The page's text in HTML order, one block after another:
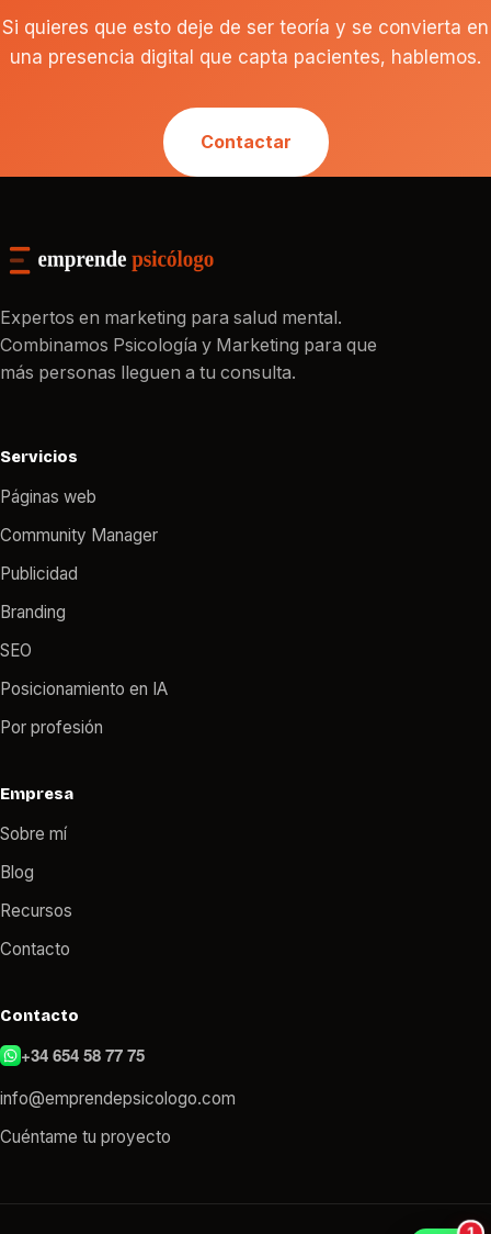
Si quieres que esto deje de ser teoría y se convierta en
una presencia digital que capta pacientes, hablemos.
Contactar
Expertos en marketing para salud mental.
Combinamos Psicología y Marketing para que
más personas lleguen a tu consulta.
Servicios
Páginas web
Community Manager
Publicidad
Branding
SEO
Posicionamiento en IA
Por profesión
Empresa
Sobre mí
Blog
Recursos
Contacto
Contacto
+34 654 58 77 75
info@emprendepsicologo.com
Cuéntame tu proyecto